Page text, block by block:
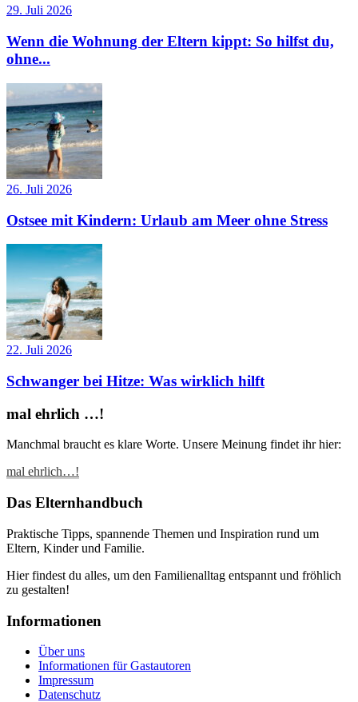
29. Juli 2026
Wenn die Wohnung der Eltern kippt: So hilfst du,
ohne...
26. Juli 2026
Ostsee mit Kindern: Urlaub am Meer ohne Stress
22. Juli 2026
Schwanger bei Hitze: Was wirklich hilft
mal ehrlich …!
Manchmal braucht es klare Worte. Unsere Meinung findet ihr hier:
mal ehrlich…!
Das Elternhandbuch
Praktische Tipps, spannende Themen und Inspiration rund um
Eltern, Kinder und Familie.
Hier findest du alles, um den Familienalltag entspannt und fröhlich
zu gestalten!
Informationen
Über uns
Informationen für Gastautoren
Impressum
Datenschutz